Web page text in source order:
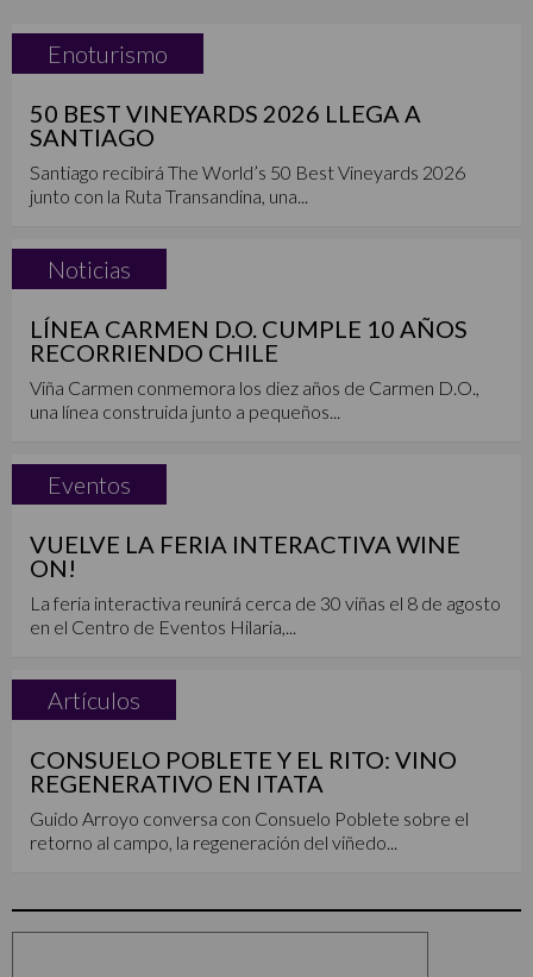
Enoturismo
50 BEST VINEYARDS 2026 LLEGA A
SANTIAGO
Santiago recibirá The World’s 50 Best Vineyards 2026
junto con la Ruta Transandina, una...
Noticias
LÍNEA CARMEN D.O. CUMPLE 10 AÑOS
RECORRIENDO CHILE
Viña Carmen conmemora los diez años de Carmen D.O.,
una línea construida junto a pequeños...
Eventos
VUELVE LA FERIA INTERACTIVA WINE
ON!
La feria interactiva reunirá cerca de 30 viñas el 8 de agosto
en el Centro de Eventos Hilaria,...
Artículos
CONSUELO POBLETE Y EL RITO: VINO
REGENERATIVO EN ITATA
Guido Arroyo conversa con Consuelo Poblete sobre el
retorno al campo, la regeneración del viñedo...